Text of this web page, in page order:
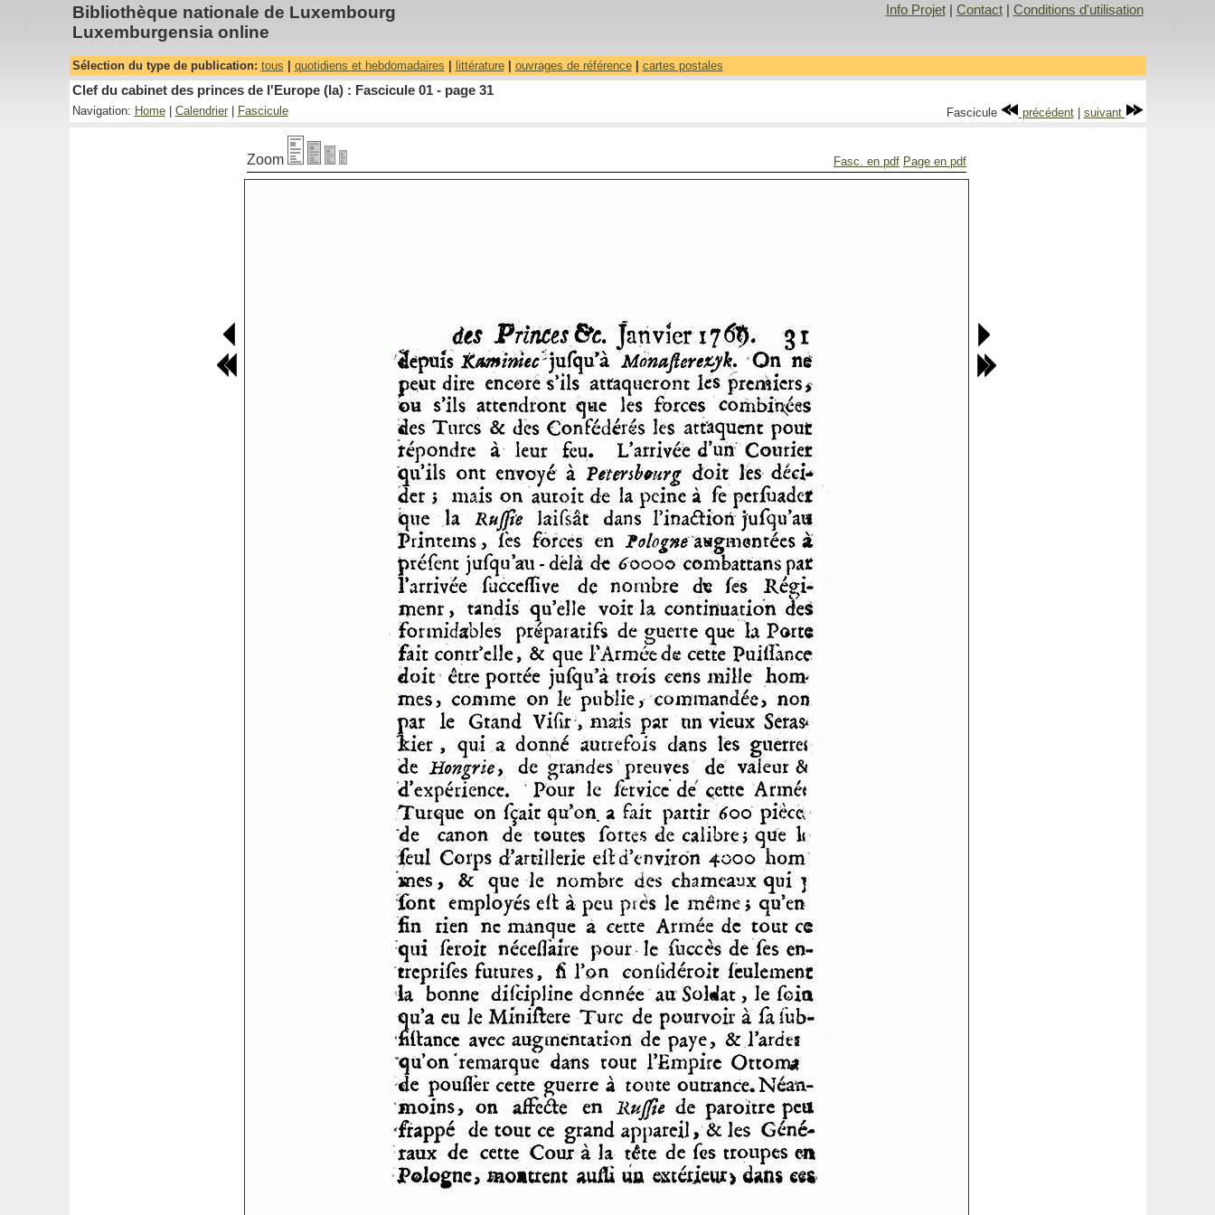
Bibliothèque nationale de Luxembourg
Luxemburgensia online
Info Projet| Contact| Conditions d'utilisation
Sélection du type de publication: tous quotidiens et hebdomadaires littérature| ouvrages de référence| cartes postales
Clef du cabinet des princes de l'Europe (la) : Fascicule 01 - page 31
Navigation: Home| Calendrier| Fascicule Fascicule précédent| suivant
Zoom Fasc. en pdf Page en pdf